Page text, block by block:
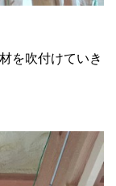
を吹付けていき